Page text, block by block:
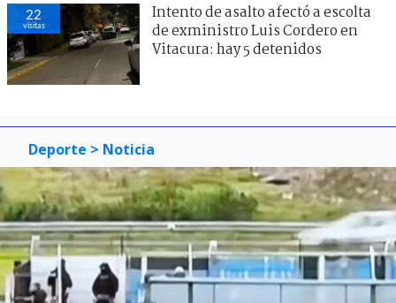
22
visitas
Intento de asalto afectó a escolta
de exministro Luis Cordero en
Vitacura: hay 5 detenidos
Deporte > Noticia